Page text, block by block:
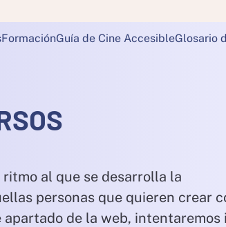
FormaciónGuía de Cine AccesibleGlosario
al que se desarrolla la
personas que quieren crear
apartado de la web, intentaremos